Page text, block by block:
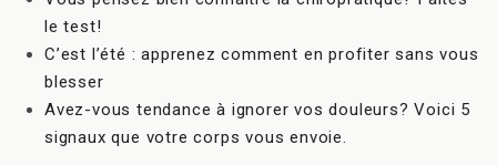
le test!
C’est l’été : apprenez comment en profiter sans vous
blesser
Avez-vous tendance à ignorer vos douleurs? Voici 5
signaux que votre corps vous envoie.